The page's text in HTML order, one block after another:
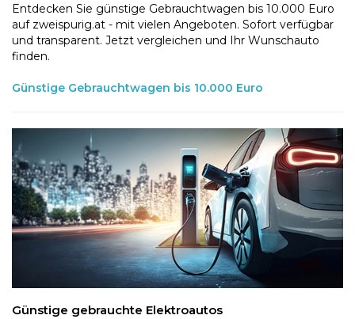
Entdecken Sie günstige Gebrauchtwagen bis 10.000 Euro
auf zweispurig.at - mit vielen Angeboten. Sofort verfügbar
und transparent. Jetzt vergleichen und Ihr Wunschauto
finden.
Günstige Gebrauchtwagen bis 10.000 Euro
Günstige gebrauchte Elektroautos